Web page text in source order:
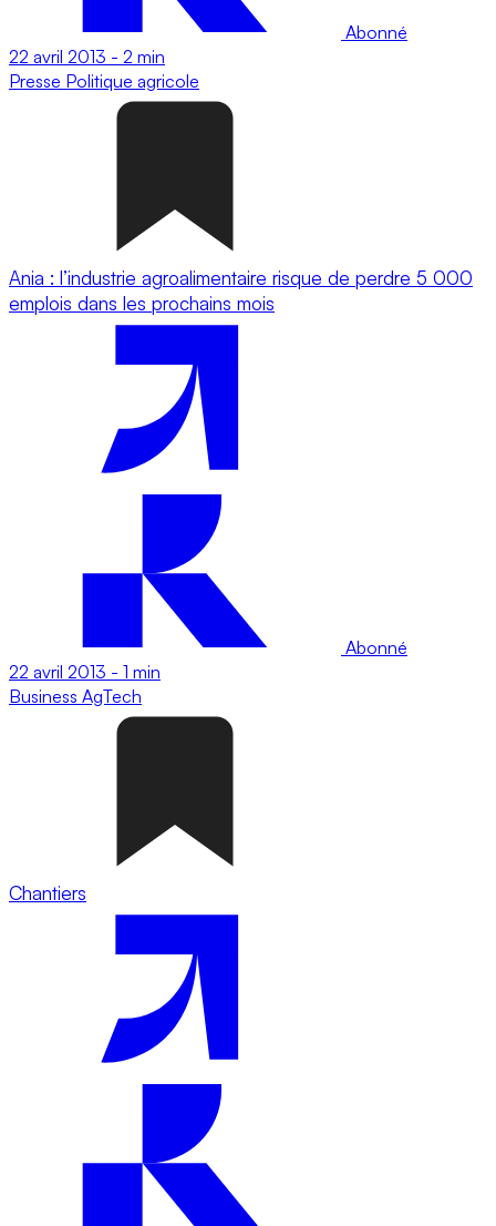
Abonné
22 avril 2013 - 2 min
Presse Politique agricole
Ania : l’industrie agroalimentaire risque de perdre 5 000
emplois dans les prochains mois
Abonné
22 avril 2013 - 1 min
Business AgTech
Chantiers